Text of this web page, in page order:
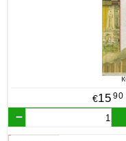
€15 90